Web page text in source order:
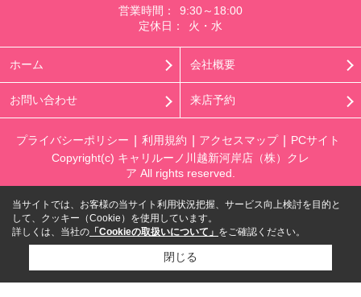
営業時間：
9:30～18:00
定休日：
火・水
ホーム 会社概要
お問い合わせ 来店予約
プライバシーポリシー 利用規約 アクセスマップ
PCサイト
Copyright(c) キャリルーノ川越新河岸店（株）クレ
ア All rights reserved.
当サイトでは、お客様の当サイト利用状況把握、サービス向上検討を目的と
して、クッキー（Cookie）を使用しています。
詳しくは、当社の 「Cookieの取扱いについて」 をご確認ください。
閉じる